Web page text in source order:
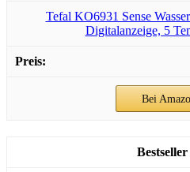
Tefal KO6931 Sense
Digitalanzeige, 5
Bei